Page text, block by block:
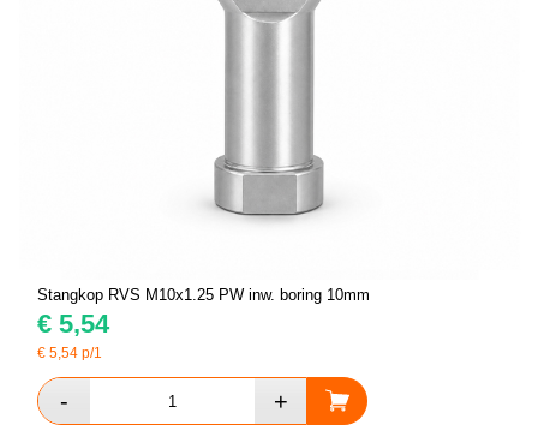
Stangkop RVS M10x1.25 PW inw. boring 10mm
€ 5,54
€5,54 p/1